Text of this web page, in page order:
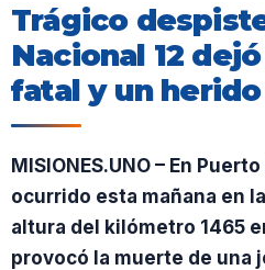
Trágico
Nacional 12
fatal y un
MISIONES.UNO – En
ocurrido esta mañana en
altura del kilómetro 1465
provocó la muerte de una